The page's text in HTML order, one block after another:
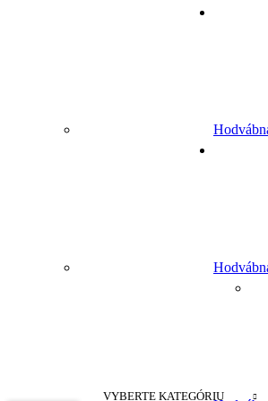
VYBERTE KATEGÓRIU